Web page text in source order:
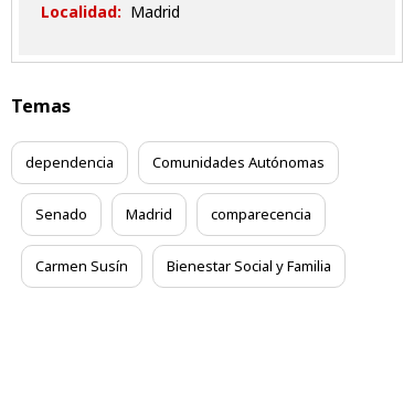
Localidad: Madrid
Temas
dependencia Comunidades Autónomas
Senado Madrid comparecencia
Carmen Susín Bienestar Social y Familia